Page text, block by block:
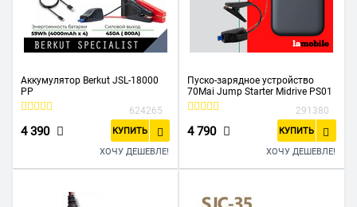
Аккумулятор Berkut JSL-18000
PP
624265
4 390 КУПИТЬ
ХОЧУ ДЕШЕВЛЕ!
Пуско-зарядное устройство
70Mai Jump Starter Midrive PS01
291380
4 790 КУПИТЬ
ХОЧУ ДЕШЕВЛЕ!